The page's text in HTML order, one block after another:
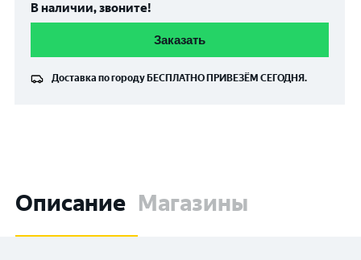
В наличии, звоните!
Заказать
Доставка по городу БЕСПЛАТНО ПРИВЕЗЁМ СЕГОДНЯ.
Описание Магазины